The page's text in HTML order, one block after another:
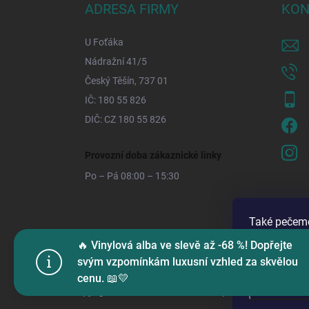
Také
vám
Je to v
🔥 Vinylová alba ve slevě až -68 %! Dopřejte
svým vzpomínkám luxusní vzhled za skvělou
cenu. 📖💛
ADRESA FIRMY
U Foťáka
Nádražní 41/5
Český Těšín, 737 01
IČ: 180 55 826
DIČ: CZ 180 55 826
Provozní doba zákaznické linky
Po – Pá 08:00 – 15:30